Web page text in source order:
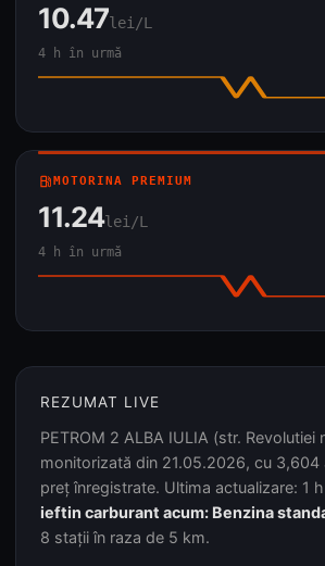
10.47lei/L
4 h în urmă
local_gas_stationMOTORINA PREMIUM
11.24lei/L
4 h în urmă
REZUMAT LIVE
PETROM 2 ALBA IULIA (str. Revolutiei
monitorizată din 21.05.2026, cu 3,604
preț înregistrate. Ultima actualizare: 1
ieftin carburant acum: Benzina
8 stații în raza de 5 km.